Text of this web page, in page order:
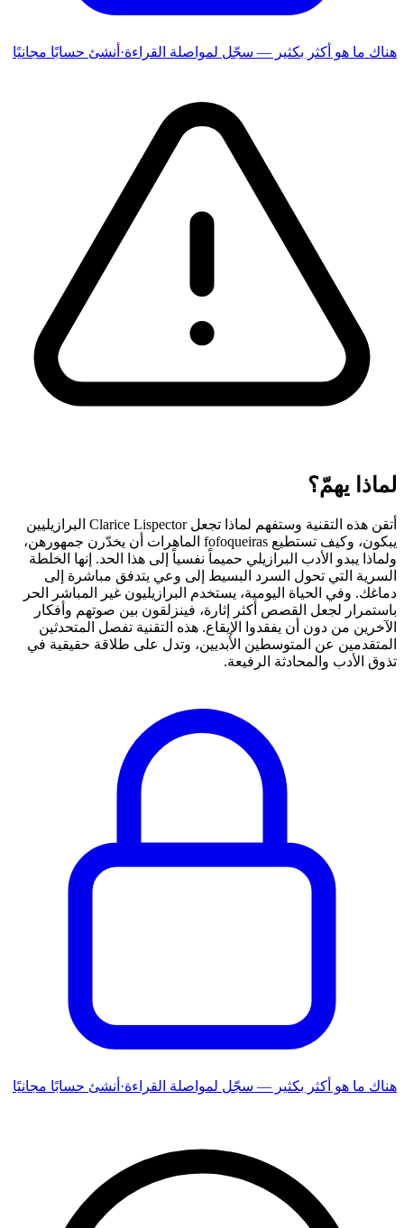
هناك ما هو أكثر بكثير — سجّل لمواصلة القراءة· أنشئ حسابًا مجانيًا
لماذا يهمّ؟
أتقن هذه التقنية وستفهم لماذا تجعل Clarice Lispector البرازيليين
يبكون، وكيف تستطيع fofoqueiras الماهرات أن يخدّرن جمهورهن،
ولماذا يبدو الأدب البرازيلي حميماً نفسياً إلى هذا الحد. إنها الخلطة
السرية التي تحول السرد البسيط إلى وعي يتدفق مباشرة إلى
دماغك. وفي الحياة اليومية، يستخدم البرازيليون غير المباشر الحر
باستمرار لجعل القصص أكثر إثارة، فينزلقون بين صوتهم وأفكار
الآخرين من دون أن يفقدوا الإيقاع. هذه التقنية تفصل المتحدثين
المتقدمين عن المتوسطين الأبديين، وتدل على طلاقة حقيقية في
تذوق الأدب والمحادثة الرفيعة.
هناك ما هو أكثر بكثير — سجّل لمواصلة القراءة· أنشئ حسابًا مجانيًا